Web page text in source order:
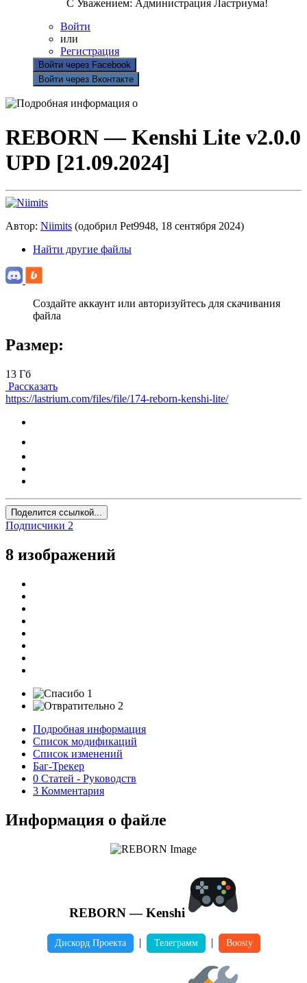
С Уважением: Администрация Ластриума!
Войти
или
Регистрация
Войти через Facebook
Войти через Вконтакте
REBORN — Kenshi Lite v2.0.0
UPD [21.09.2024]
Автор: Niimits (одобрил Pet9948, 18 сентября 2024)
Найти другие файлы
Создайте аккаунт или авторизуйтесь для скачивания
файла
Размер:
13 Гб
Рассказать
https://lastrium.com/files/file/174-reborn-kenshi-lite/
Поделится ссылкой...
Подписчики 2
8 изображений
1
2
Подробная информация
Список модификаций
Список изменений
Баг-Трекер
0 Статей - Руководств
3 Комментария
Информация о файле
REBORN — Kenshi
Дискорд Проекта | Телеграмм | Boosty